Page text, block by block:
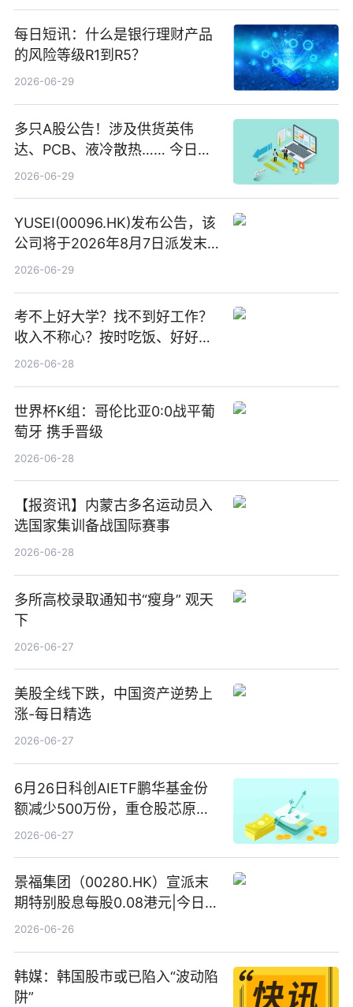
每日短讯：什么是银行理财产品
的风险等级R1到R5？
2026-06-29
多只A股公告！涉及供货英伟
达、PCB、液冷散热…… 今日快
讯
2026-06-29
YUSEI(00096.HK)发布公告，该
公司将于2026年8月7日派发末
期股息每股人民币0.013元 每日
2026-06-29
考不上好大学？找不到好工作？
收入不称心？按时吃饭、好好睡
觉
2026-06-28
世界杯K组：哥伦比亚0:0战平葡
萄牙 携手晋级
2026-06-28
【报资讯】内蒙古多名运动员入
选国家集训备战国际赛事
2026-06-28
多所高校录取通知书“瘦身” 观天
下
2026-06-27
美股全线下跌，中国资产逆势上
涨-每日精选
2026-06-27
6月26日科创AIETF鹏华基金份
额减少500万份，重仓股芯原股
份、寒武纪、澜起科技 观速讯
2026-06-27
景福集团（00280.HK）宣派末
期特别股息每股0.08港元|今日快
看
2026-06-26
韩媒：韩国股市或已陷入“波动陷
阱”